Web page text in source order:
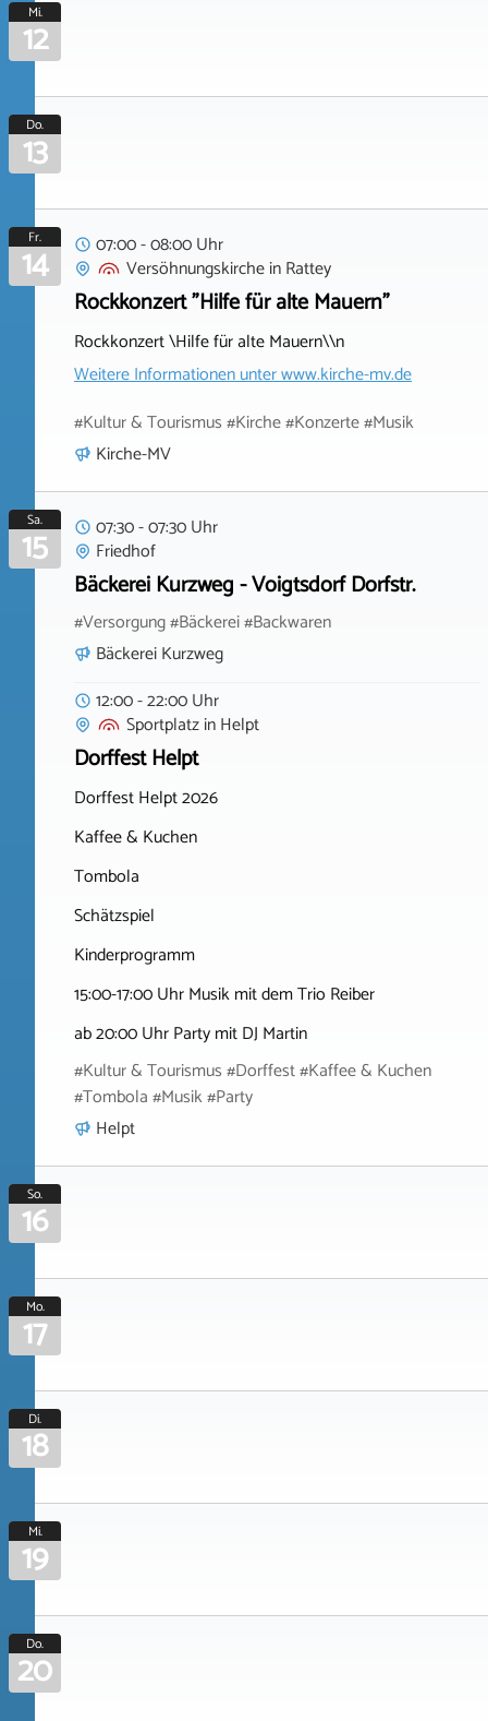
Mi.
12
Do.
13
Fr.
14
07:00 - 08:00 Uhr
VersöhnungskircheinRattey
Rockkonzert "Hilfe für alte Mauern"
Rockkonzert \Hilfe für alte Mauern\\n
Weitere Informationen unterwww.kirche-mv.de
#Kultur & Tourismus #Kirche #Konzerte #Musik
Kirche-MV
Sa.
15
07:30 - 07:30 Uhr
Friedhof
Bäckerei Kurzweg - Voigtsdorf Dorfstr.
#Versorgung #Bäckerei #Backwaren
Bäckerei Kurzweg
12:00 - 22:00 Uhr
SportplatzinHelpt
Dorffest Helpt
Dorffest Helpt 2026
Kaffee & Kuchen
Tombola
Schätzspiel
Kinderprogramm
15:00-17:00 Uhr Musik mit dem Trio Reiber
ab 20:00 Uhr Party mit DJ Martin
#Kultur & Tourismus #Dorffest #Kaffee & Kuchen
#Tombola #Musik #Party
Helpt
So.
16
Mo.
17
Di.
18
Mi.
19
Do.
20